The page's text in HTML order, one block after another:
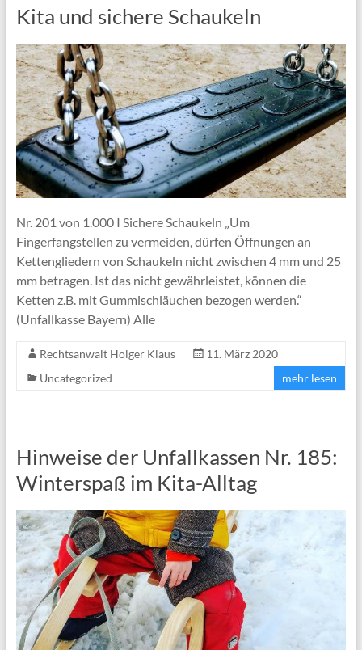
Kita und sichere Schaukeln
Nr. 201 von 1.000 I Sichere Schaukeln „Um
Fingerfangstellen zu vermeiden, dürfen Öffnungen an
Kettengliedern von Schaukeln nicht zwischen 4 mm und 25
mm betragen. Ist das nicht gewährleistet, können die
Ketten z.B. mit Gummischläuchen bezogen werden.“
(Unfallkasse Bayern) Alle
Rechtsanwalt Holger Klaus
11. März 2020
Uncategorized
mehr lesen
Hinweise der Unfallkassen Nr. 185:
Winterspaß im Kita-Alltag